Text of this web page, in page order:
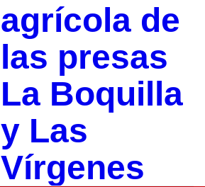
agrícola de
las presas
La Boquilla
y Las
Vírgenes